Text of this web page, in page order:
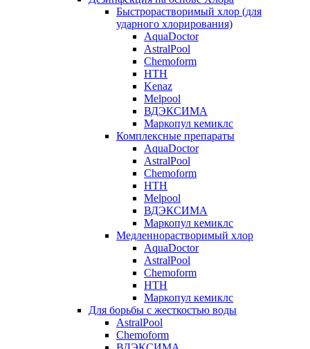
Быстрорастворимый хлор (для
ударного хлорирования)
AquaDoctor
AstralPool
Chemoform
HTH
Kenaz
Melpool
ВДЭКСИМА
Маркопул кемиклс
Комплексные препараты
AquaDoctor
AstralPool
Chemoform
HTH
Melpool
ВДЭКСИМА
Маркопул кемиклс
Медленнорастворимый хлор
AquaDoctor
AstralPool
Chemoform
HTH
Маркопул кемиклс
Для борьбы с жесткостью воды
AstralPool
Chemoform